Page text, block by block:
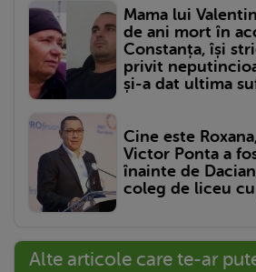
Mama lui
de ani mort în
Constanța, își
privit
și-a dat ultima
Cine este
Victor Ponta a
înainte de
coleg de liceu
Alte articole care te-ar